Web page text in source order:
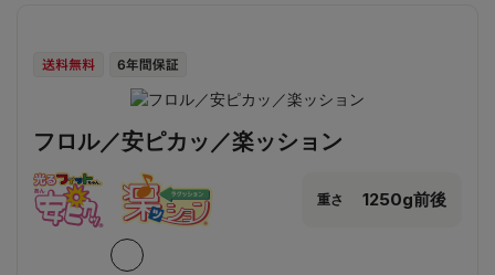
フロル／安ピカッ／楽ッション
重さ 1250g前後